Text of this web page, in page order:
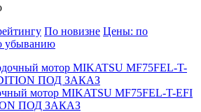
По новизне Цены: по
убыванию
мотор MIKATSU MF75FEL-T-EFI
ПОД ЗАКАЗ